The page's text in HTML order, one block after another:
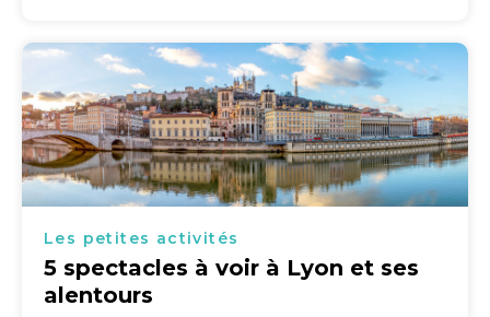
Les petites activités
5 spectacles à voir à Lyon et ses
alentours